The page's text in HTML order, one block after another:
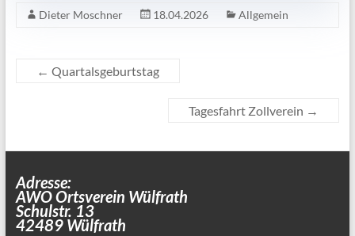
Dieter Moschner 18.04.2026 Allgemein
← Quartalsgeburtstag
Tagesfahrt Zollverein →
Adresse:
AWO Ortsverein Wülfrath
Schulstr. 13
42489 Wülfrath